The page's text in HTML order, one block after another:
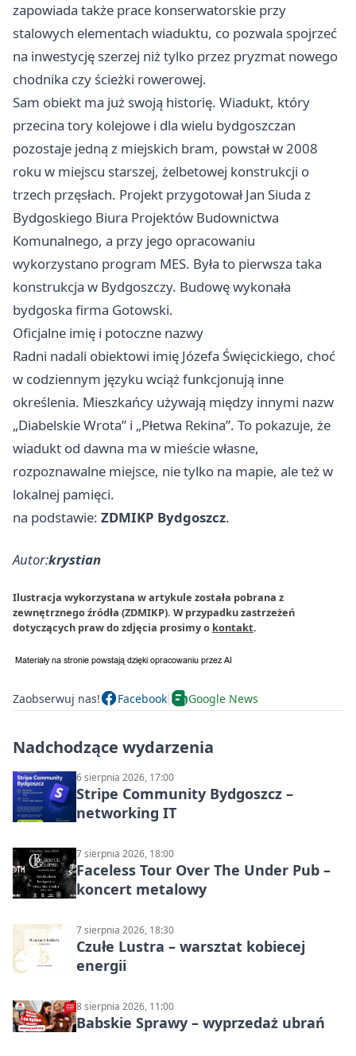
zapowiada także prace konserwatorskie przy
stalowych elementach wiaduktu, co pozwala spojrzeć
na inwestycję szerzej niż tylko przez pryzmat nowego
chodnika czy ścieżki rowerowej.
Sam obiekt ma już swoją historię. Wiadukt, który
przecina tory kolejowe i dla wielu bydgoszczan
pozostaje jedną z miejskich bram, powstał w 2008
roku w miejscu starszej, żelbetowej konstrukcji o
trzech przęsłach. Projekt przygotował Jan Siuda z
Bydgoskiego Biura Projektów Budownictwa
Komunalnego, a przy jego opracowaniu
wykorzystano program MES. Była to pierwsza taka
konstrukcja w Bydgoszczy. Budowę wykonała
bydgoska firma Gotowski.
Oficjalne imię i potoczne nazwy
Radni nadali obiektowi imię Józefa Święcickiego, choć
w codziennym języku wciąż funkcjonują inne
określenia. Mieszkańcy używają między innymi nazw
„Diabelskie Wrota” i „Płetwa Rekina”. To pokazuje, że
wiadukt od dawna ma w mieście własne,
rozpoznawalne miejsce, nie tylko na mapie, ale też w
lokalnej pamięci.
na podstawie: ZDMIKP Bydgoszcz.
Autor:krystian
Ilustracja wykorzystana w artykule została pobrana z
zewnętrznego źródła (ZDMIKP). W przypadku zastrzeżeń
dotyczących praw do zdjęcia prosimy o kontakt.
Zaobserwuj nas! Facebook Google News
Nadchodzące wydarzenia
6 sierpnia 2026, 17:00
Stripe Community Bydgoszcz –
networking IT
7 sierpnia 2026, 18:00
Faceless Tour Over The Under Pub –
koncert metalowy
7 sierpnia 2026, 18:30
Czułe Lustra – warsztat kobiecej
energii
8 sierpnia 2026, 11:00
Babskie Sprawy – wyprzedaż ubrań